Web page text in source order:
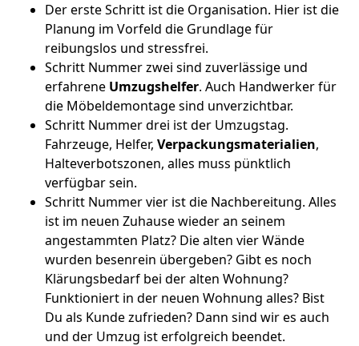
Der erste Schritt ist die Organisation. Hier ist die
Planung im Vorfeld die Grundlage für
reibungslos und stressfrei.
Schritt Nummer zwei sind zuverlässige und
erfahrene Umzugshelfer. Auch Handwerker für
die Möbeldemontage sind unverzichtbar.
Schritt Nummer drei ist der Umzugstag.
Fahrzeuge, Helfer, Verpackungsmaterialien,
Halteverbotszonen, alles muss pünktlich
verfügbar sein.
Schritt Nummer vier ist die Nachbereitung. Alles
ist im neuen Zuhause wieder an seinem
angestammten Platz? Die alten vier Wände
wurden besenrein übergeben? Gibt es noch
Klärungsbedarf bei der alten Wohnung?
Funktioniert in der neuen Wohnung alles? Bist
Du als Kunde zufrieden? Dann sind wir es auch
und der Umzug ist erfolgreich beendet.